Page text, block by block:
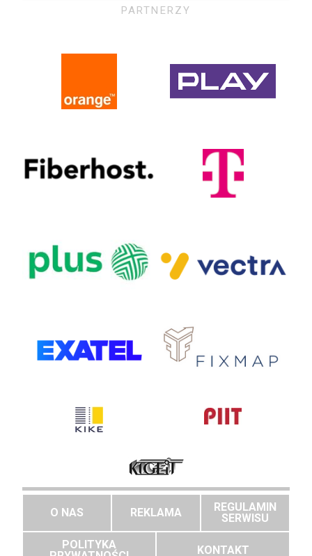
PARTNERZY
O NAS REKLAMA
REGULAMIN
SERWISU
POLITYKA
KONTAKT